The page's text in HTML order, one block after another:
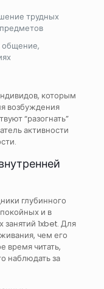
трудных
общение,
которым
возбуждения
“разогнать”
активности
глубинного
и в
1xbet. Для
чем его
время читать,
наблюдать за